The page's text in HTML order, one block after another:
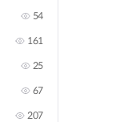
54
161
25
67
207